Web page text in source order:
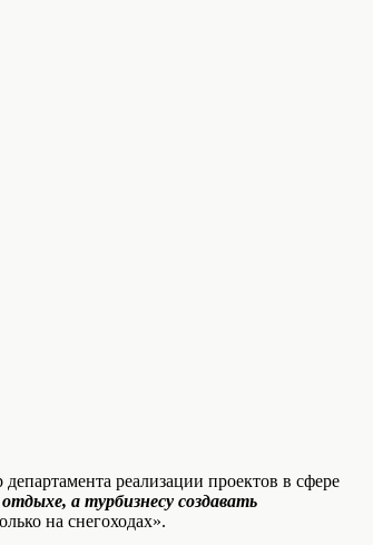
реализации проектов в сфере
а турбизнесу создавать
на снегоходах».